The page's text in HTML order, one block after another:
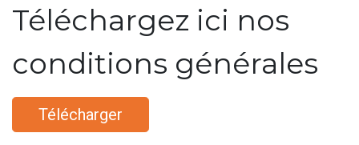
Téléchargez ici nos
conditions générales
Télécharger